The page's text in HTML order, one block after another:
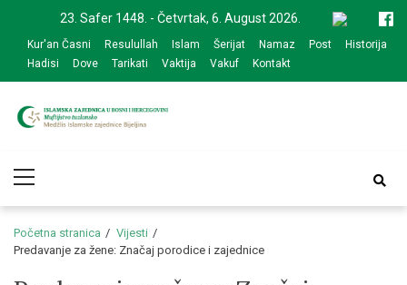
navigation
content
23. Safer 1448. - Četvrtak, 6. August 2026.
Kur'an Časni Resulullah Islam Šerijat Namaz Post
Historija
Hadisi
Dove Tarikati Vaktija Vakuf Kontakt
zajednice Bijeljina
Menu
Početna stranica
Vijesti
Predavanje za žene: Značaj porodice i zajednice